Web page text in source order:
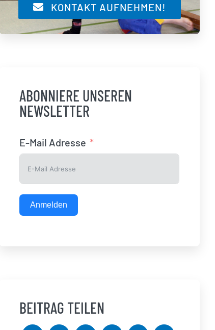
KONTAKT AUFNEHMEN!
ABONNIERE UNSEREN
NEWSLETTER
E-Mail Adresse
Anmelden
BEITRAG TEILEN